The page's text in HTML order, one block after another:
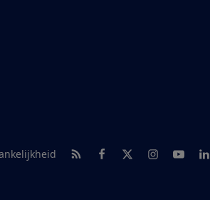
RSS-feed nieuws
Facebook
TwitterInstagram